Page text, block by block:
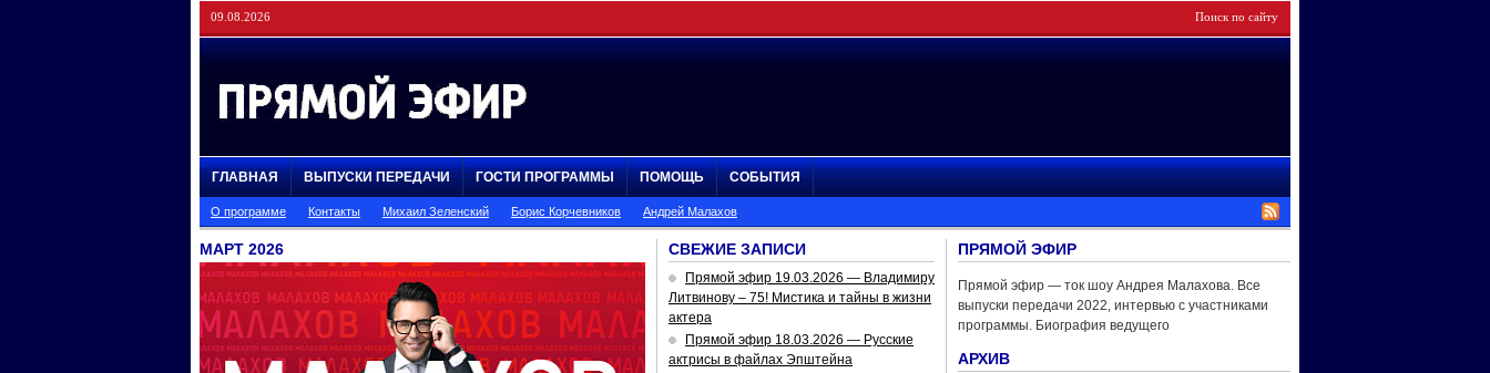
09.08.2026
ГЛАВНАЯ ВЫПУСКИ ПЕРЕДАЧИ ГОСТИ ПРОГРАММЫ ПОМОЩЬ СОБЫТИЯ
О программе Контакты Михаил Зеленский Борис Корчевников Андрей Малахов
МАРТ 2026 СВЕЖИЕ ЗАПИСИ
Прямой эфир 19.03.2026 — Владимиру
Литвинову – 75! Мистика и тайны в жизни
актера
Прямой эфир 18.03.2026 — Русские
актрисы в файлах Эпштейна
ПРЯМОЙ ЭФИР
Прямой эфир — ток шоу Андрея Малахова. Все
выпуски передачи 2022, интервью с участниками
программы. Биография ведущего
АРХИВ